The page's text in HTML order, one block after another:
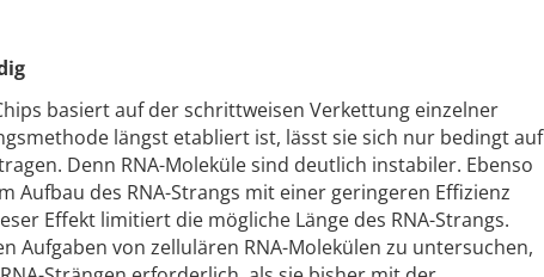
basiert auf der schrittweisen Verkettung einzelner
längst etabliert ist, lässt sie sich nur bedingt auf
Denn RNA-Moleküle sind deutlich instabiler. Ebenso
Aufbau des RNA-Strangs mit einer geringeren Effizienz
Effekt limitiert die mögliche Länge des RNA-Strangs.
Aufgaben von zellulären RNA-Molekülen zu untersuchen,